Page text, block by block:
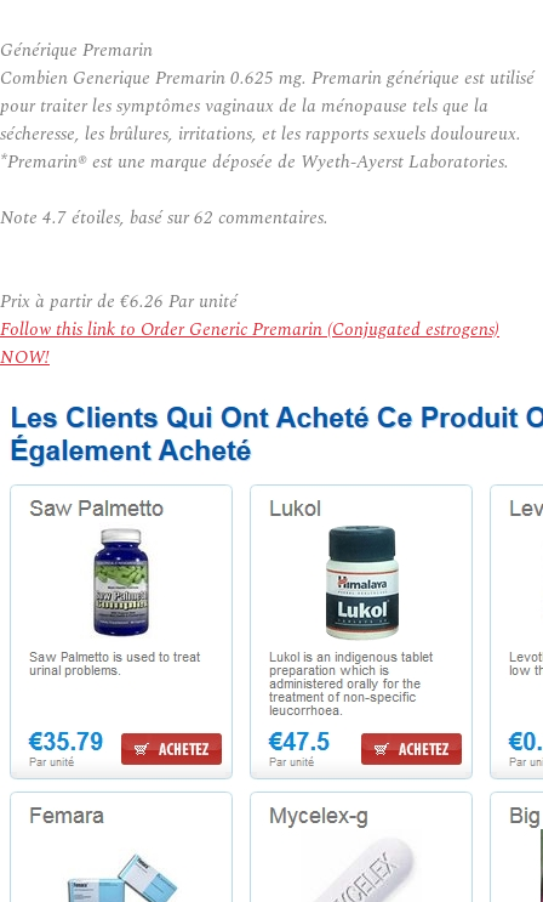
Générique Premarin
Combien Generique Premarin 0.625 mg. Premarin générique est utilisé
pour traiter les symptômes vaginaux de la ménopause tels que la
sécheresse, les brûlures, irritations, et les rapports sexuels douloureux.
*Premarin® est une marque déposée de Wyeth-Ayerst Laboratories.
Note 4.7étoiles, basé sur62 commentaires.
Prix à partir de €6.26 Par unité
Follow this link to Order Generic Premarin (Conjugated estrogens)
NOW!